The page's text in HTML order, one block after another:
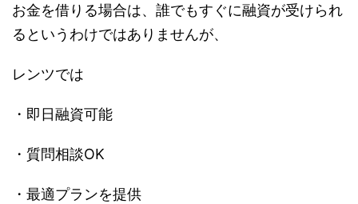
お金を借りる場合は、誰でもすぐに融資が受けられ
るというわけではありませんが、
レンツでは
・即日融資可能
・質問相談OK
・最適プランを提供